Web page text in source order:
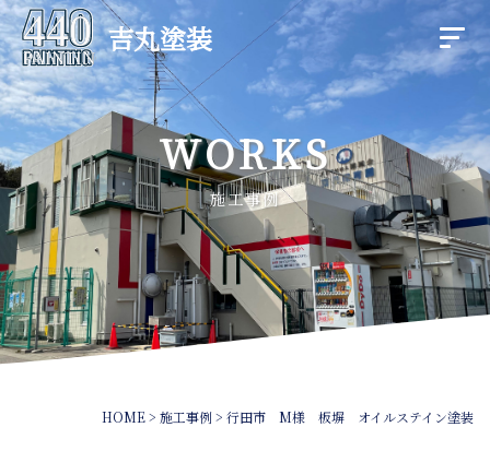
吉丸塗装
WORKS
施工事例
HOME> 施工事例> 行田市 M様 板塀 オイルステイン塗装